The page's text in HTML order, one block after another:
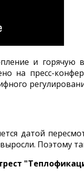
и
на пресс-
датой
Поэтому